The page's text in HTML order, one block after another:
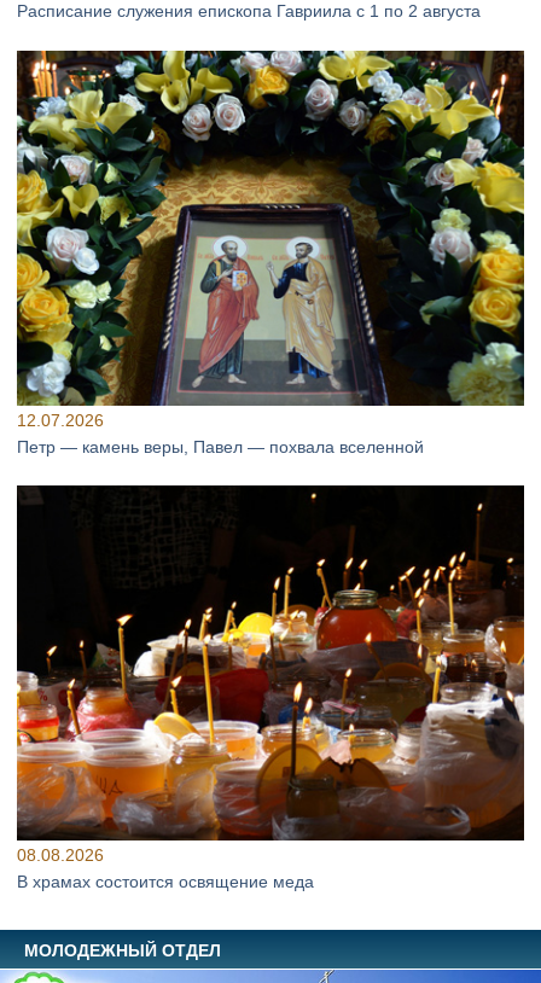
Расписание служения епископа Гавриила с 1 по 2 августа
12.07.2026
Петр — камень веры, Павел — похвала вселенной
08.08.2026
В храмах состоится освящение меда
МОЛОДЕЖНЫЙ ОТДЕЛ